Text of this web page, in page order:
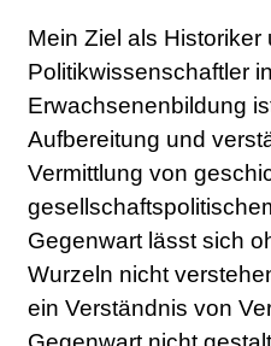
Mein Ziel als Historiker
Politikwissenschaftler
Erwachsenenbildung
Aufbereitung und
Vermittlung von
Gegenwart lässt sich
Wurzeln nicht
ein Verständnis von